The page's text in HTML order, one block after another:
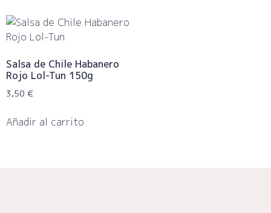
​Salsa de Chile Habanero
Rojo Lol-Tun 150g
3,50 €
Añadir al carrito